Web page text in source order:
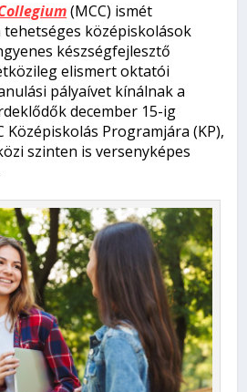
(MCC) ismét
középiskolások
készségfejlesztő
elismert oktatói
pályaívet kínálnak a
december 15-ig
Középiskolás Programjára (KP),
szinten is versenyképes